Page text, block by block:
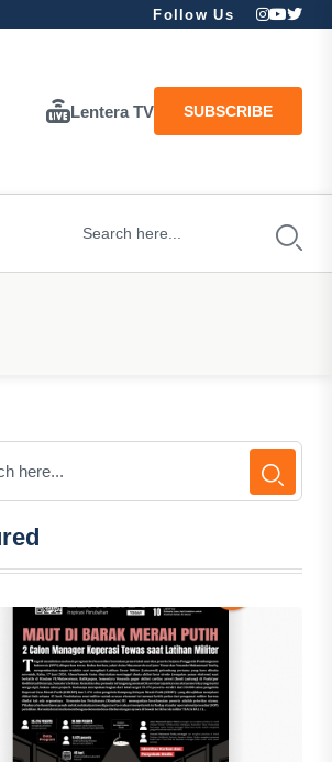
Follow Us
Lentera TV SUBSCRIBE